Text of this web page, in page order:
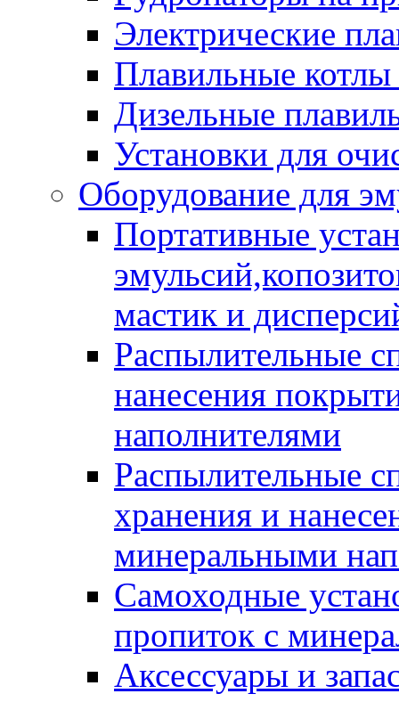
Электрические
Плавильные
Дизельные
Установки для
Оборудование для
Портативные
мастик и
Распылительные
нанесения
наполнителями
Распылительные
хранения и
минеральными
Самоходные
пропиток с
Аксессуары и